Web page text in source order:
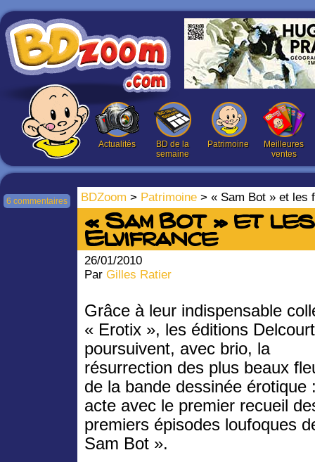
Actualités
BD de la
semaine
Patrimoine
Meilleures
ventes
BDZoom > Patrimoine > « Sam Bot » et les
6 commentaires
« Sam Bot » et
Elvifrance
26/01/2010
Par Gilles Ratier
Grâce à leur indispensable
« Erotix », les éditions Delcourt
poursuivent, avec brio, la
résurrection des plus beaux
de la bande dessinée érotique
acte avec le premier recueil
premiers épisodes loufoques
Sam Bot ».